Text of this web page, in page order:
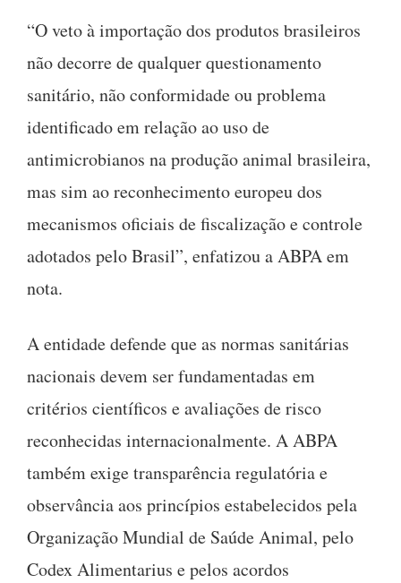
“O veto à importação dos produtos brasileiros
não decorre de qualquer questionamento
sanitário, não conformidade ou problema
identificado em relação ao uso de
antimicrobianos na produção animal brasileira,
mas sim ao reconhecimento europeu dos
mecanismos oficiais de fiscalização e controle
adotados pelo Brasil”, enfatizou a ABPA em
nota.
A entidade defende que as normas sanitárias
nacionais devem ser fundamentadas em
critérios científicos e avaliações de risco
reconhecidas internacionalmente. A ABPA
também exige transparência regulatória e
observância aos princípios estabelecidos pela
Organização Mundial de Saúde Animal, pelo
Codex Alimentarius e pelos acordos